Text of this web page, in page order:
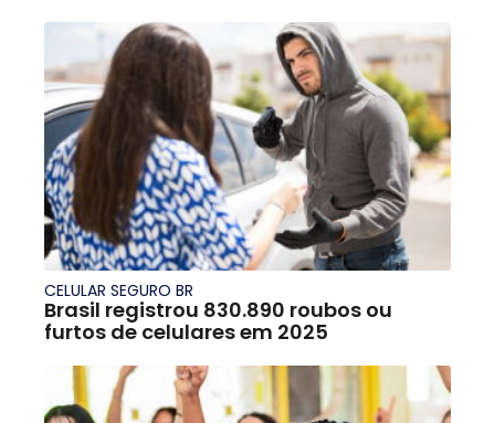
CELULAR SEGURO BR
Brasil registrou 830.890 roubos ou
furtos de celulares em 2025